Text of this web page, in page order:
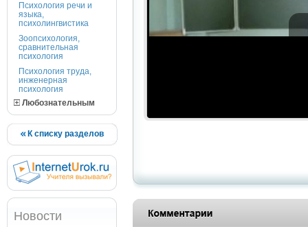
Психология речи и
языка,
психолингвистика
Зоопсихология,
сравнительная
психология
Психология труда,
инженерная
психология
Любознательным
К списку разделов
Новости